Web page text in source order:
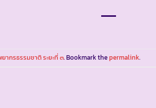
ากรธรรมชาติ ระยะที่ ๓. Bookmark thepermalink.